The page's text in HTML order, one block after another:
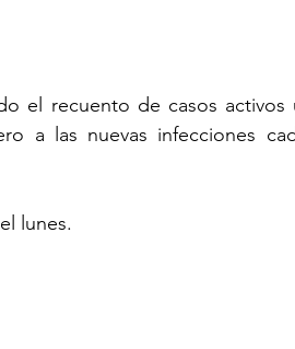
el recuento de casos activos
a las nuevas infecciones
lunes.